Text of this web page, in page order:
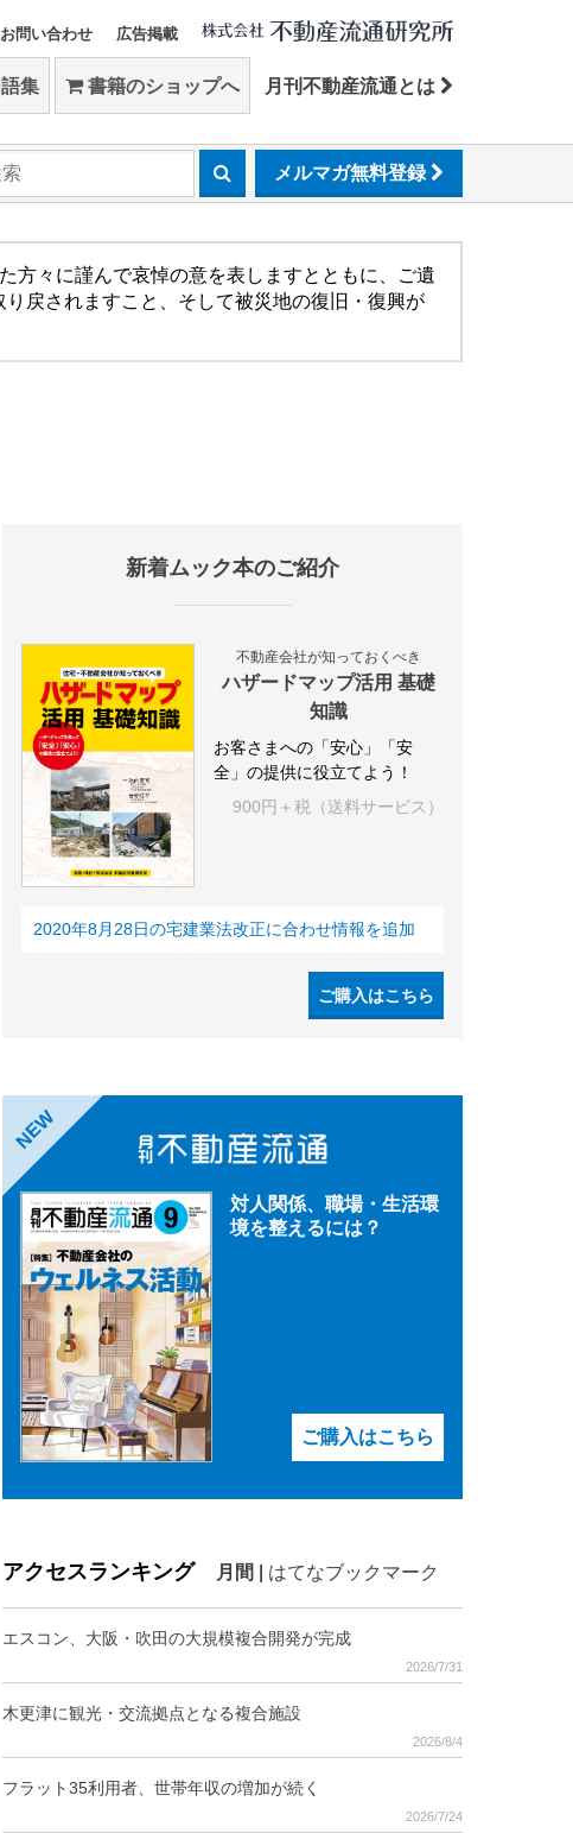
お問い合わせ 広告掲載
集 書籍のショップへ 月刊不動産流通とは
メルマガ無料登録
方々に謹んで哀悼の意を表しますとともに、ご遺
戻されますこと、そして被災地の復旧・復興が
新着ムック本のご紹介
不動産会社が知っておくべき
ハザードマップ活用 基礎
知識
お客さまへの「安心」「安
全」の提供に役立てよう！
900円＋税（送料サービス）
2020年8月28日の宅建業法改正に合わせ情報を追加
ご購入はこちら
NEW
対人関係、職場・生活環
境を整えるには？
ご購入はこちら
アクセスランキング 月間 はてなブックマーク
エスコン、大阪・吹田の大規模複合開発が完成
2026/7/31
木更津に観光・交流拠点となる複合施設
2026/8/4
フラット35利用者、世帯年収の増加が続く
2026/7/24